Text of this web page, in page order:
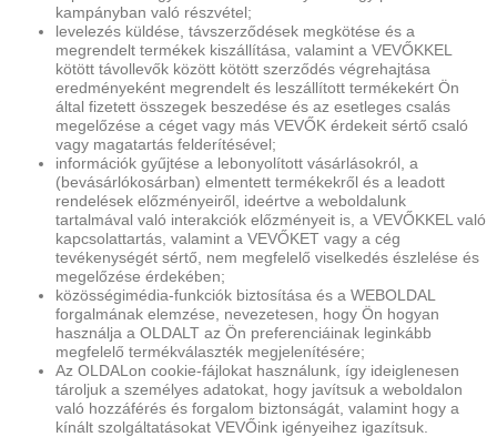
kampányban való részvétel;
levelezés küldése, távszerződések megkötése és a
megrendelt termékek kiszállítása, valamint a VEVŐKKEL
kötött távollevők között kötött szerződés végrehajtása
eredményeként megrendelt és leszállított termékekért Ön
által fizetett összegek beszedése és az esetleges csalás
megelőzése a céget vagy más VEVŐK érdekeit sértő csaló
vagy magatartás felderítésével;
információk gyűjtése a lebonyolított vásárlásokról, a
(bevásárlókosárban) elmentett termékekről és a leadott
rendelések előzményeiről, ideértve a weboldalunk
tartalmával való interakciók előzményeit is, a VEVŐKKEL való
kapcsolattartás, valamint a VEVŐKET vagy a cég
tevékenységét sértő, nem megfelelő viselkedés észlelése és
megelőzése érdekében;
közösségimédia-funkciók biztosítása és a WEBOLDAL
forgalmának elemzése, nevezetesen, hogy Ön hogyan
használja a OLDALT az Ön preferenciáinak leginkább
megfelelő termékválaszték megjelenítésére;
Az OLDALon cookie-fájlokat használunk, így ideiglenesen
tároljuk a személyes adatokat, hogy javítsuk a weboldalon
való hozzáférés és forgalom biztonságát, valamint hogy a
kínált szolgáltatásokat VEVŐink igényeihez igazítsuk.